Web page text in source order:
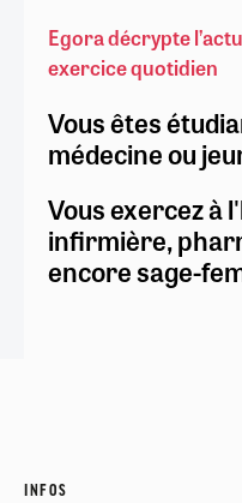
Egora décrypte
exercice quotidien
Vous êtes
médecine ou
Vous exercez à
infirmière,
encore sage-
INFOS